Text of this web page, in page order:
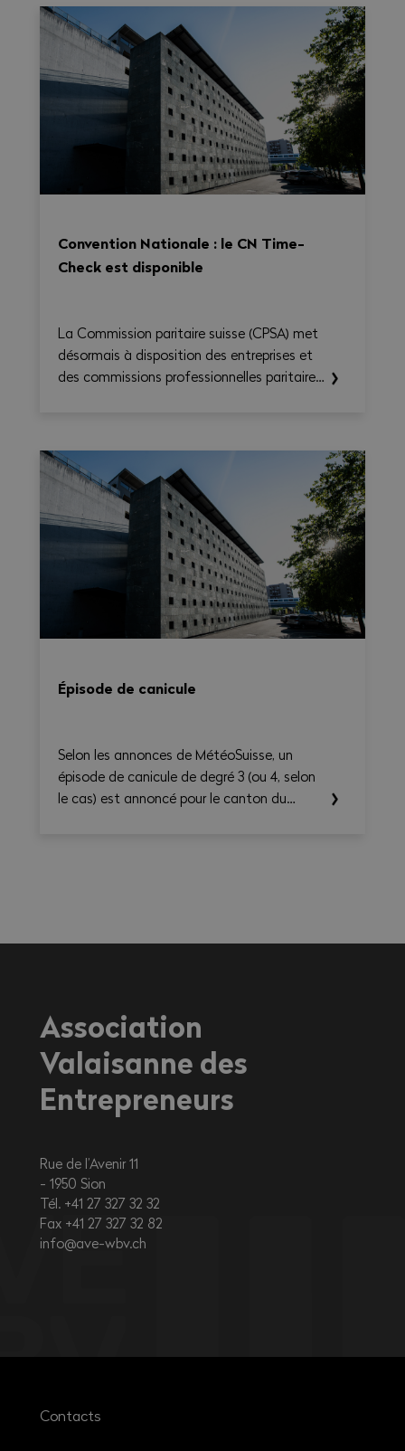
Convention Nationale : le CN Time-
Check est disponible
La Commission paritaire suisse (CPSA) met
désormais à disposition des entreprises et
des commissions professionnelles paritaires
le temps de travail, les heures
supplémentaires, le temps de déplacement
et les éventuels suppléments sur une base
hebdomadaire, tout en générant une
synthèse claire et exportable en PDF.
Épisode de canicule
Selon les annonces de MétéoSuisse, un
épisode de canicule de degré 3 (ou 4, selon
le cas) est annoncé pour le canton du
fortement exposés à la chaleur.
Association
Valaisanne des
Entrepreneurs
Rue de l’Avenir 11
1950 Sion
Tél. +41 27 327 32 32
Fax +41 27 327 32 82
info@ave-wbv.ch
Contacts